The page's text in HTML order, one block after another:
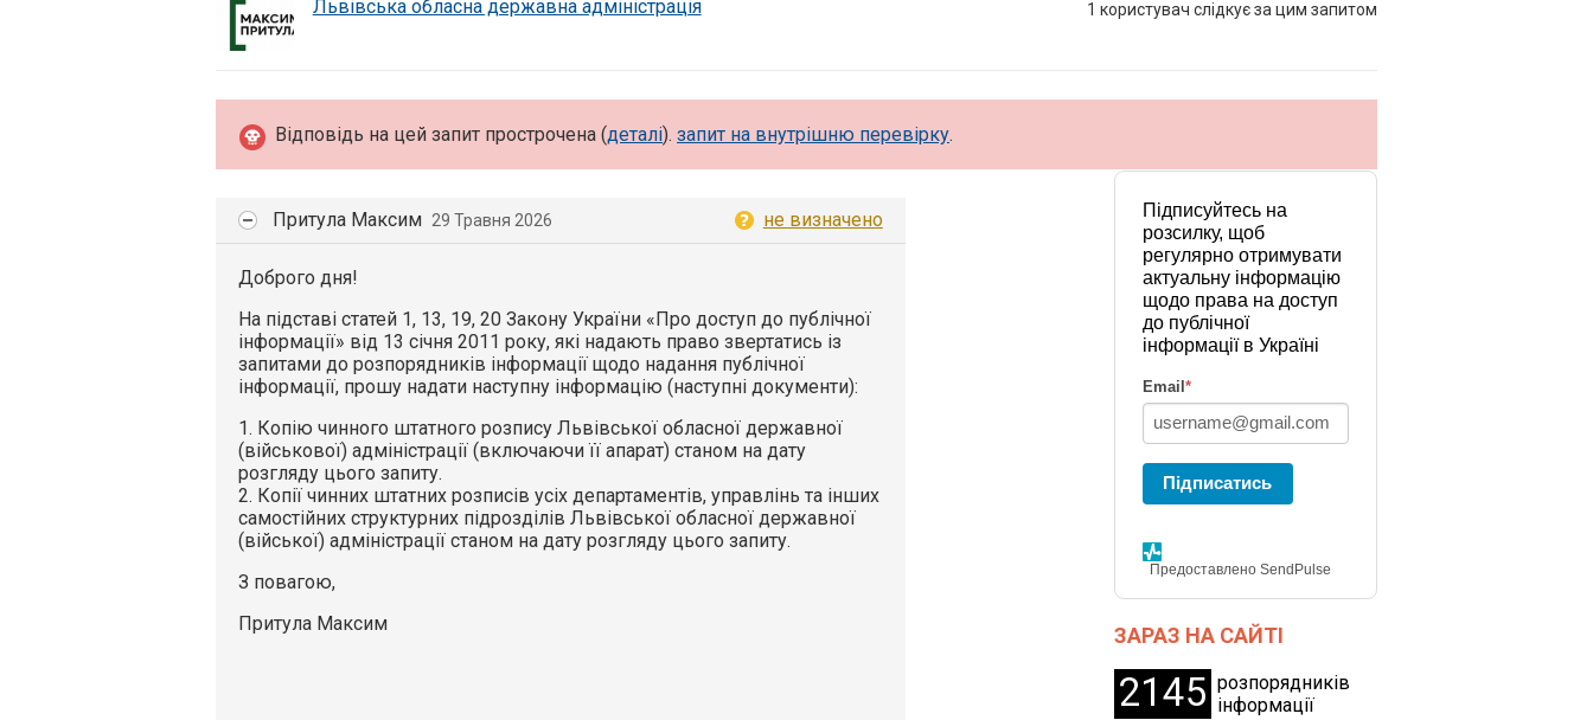
Львівська обласна державна адміністрація
1 користувач слідкує за цим запитом
Відповідь на цей запит прострочена (деталі). запит на внутрішню перевірку.
Притула Максим 29 Травня 2026 не визначено
Доброго дня!
На підставі статей 1, 13, 19, 20 Закону України «Про доступ до публічної
інформації» від 13 січня 2011 року, які надають право звертатись із
запитами до розпорядників інформації щодо надання публічної
інформації, прошу надати наступну інформацію (наступні документи):
1. Копію чинного штатного розпису Львівської обласної державної
(військової) адміністрації (включаючи її апарат) станом на дату
розгляду цього запиту.
2. Копії чинних штатних розписів усіх департаментів, управлінь та інших
самостійних структурних підрозділів Львівської обласної державної
(війської) адміністрації станом на дату розгляду цього запиту.
З повагою,
Притула Максим
Підписуйтесь на
розсилку, щоб
регулярно отримувати
актуальну інформацію
щодо права на доступ
до публічної
інформації в Україні
Email*
Підписатись
Предоставлено SendPulse
ЗАРАЗ НА САЙТІ
2145 розпорядників
інформації